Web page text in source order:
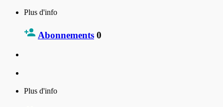
Plus d'info
Abonnements 0
Plus d'info